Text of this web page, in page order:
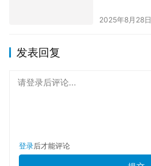
2025年8月28日
发表回复
请登录后评论...
登录后才能评论